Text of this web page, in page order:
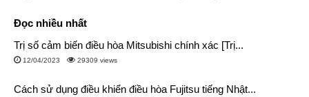
Đọc nhiều nhất
Trị số cảm biến điều hòa Mitsubishi chính xác [Trị...
12/04/2023 29309 views
Cách sử dụng điều khiển điều hòa Fujitsu tiếng Nhật...